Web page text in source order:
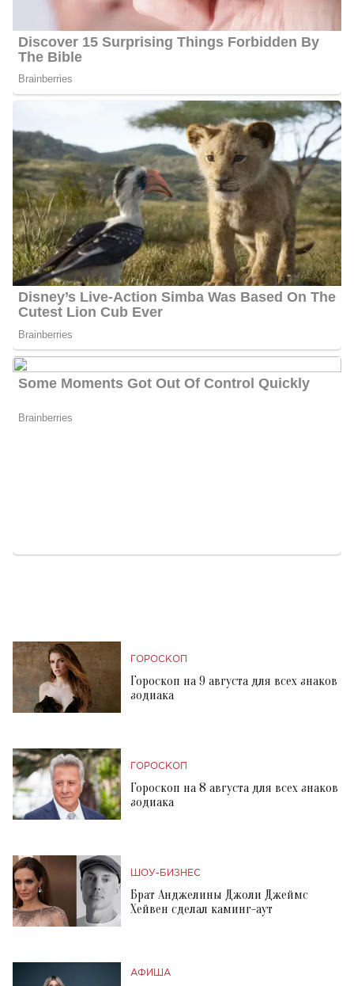
ГОРОСКОП
Гороскоп на 9 августа для всех знаков
зодиака
ГОРОСКОП
Гороскоп на 8 августа для всех знаков
зодиака
ШОУ-БИЗНЕС
Брат Анджелины Джоли Джеймс
Хейвен сделал каминг-аут
АФИША